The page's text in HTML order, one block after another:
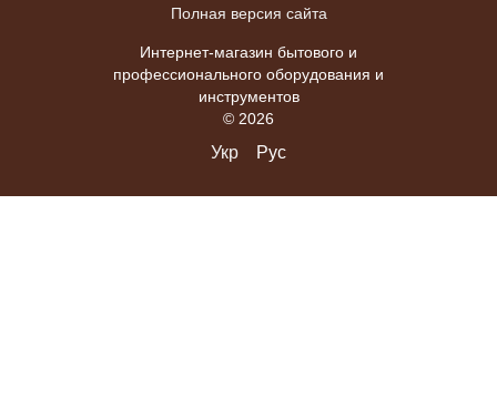
Полная версия сайта
Интернет-магазин бытового и
профессионального оборудования и
инструментов
© 2026
Укр Рус